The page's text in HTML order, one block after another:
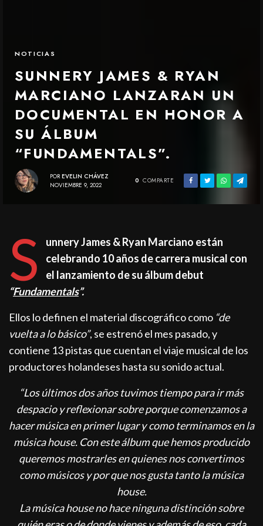
NOTICIAS
SUNNERY JAMES & RYAN
MARCIANO LANZARAN UN
DOCUMENTAL EN HONOR A
SU ÁLBUM
“FUNDAMENTALS”.
POR EVELIN CHÁVEZ
NOVIEMBRE 9, 2022
0 COMPARTE
S
unnery James & Ryan Marciano están
celebrando 10 años de carrera musical con
el lanzamiento de su álbum debut
“Fundamentals”.
Ellos lo definen el material discográfico como “de
vuelta a lo básico”, se estrenó el mes pasado, y
contiene 13 pistas que cuentan el viaje musical de los
productores holandeses hasta su sonido actual.
“Los últimos dos años tuvimos tiempo para ir más
despacio y reflexionar sobre porque comenzamos a
hacer música en primer lugar y como terminamos en la
música house. Con este álbum que hemos producido
queremos mostrarles en quienes nos convertimos
como músicos y por que nos gusta tanto la música
house.
La música house no hace ninguna distinción sobre